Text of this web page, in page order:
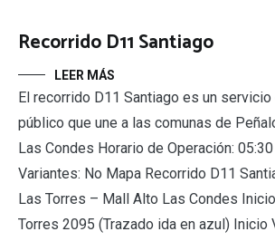
Recorrido D11 Santiago
LEER MÁS
El recorrido D11 Santiago es un
público que une a las comunas de
Las Condes Horario de Operación:
Variantes: No Mapa Recorrido D11
Las Torres – Mall Alto Las Condes
Torres 2095 (Trazado ida en azul) Inicio